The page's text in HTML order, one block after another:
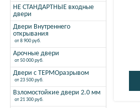
НЕ СТАНДАРТНЫЕ входные
двери
Двери Внутреннего
открывания
от 8 900 руб.
Арочные двери
от 50 000 руб.
Двери с ТЕРМОразрывом
от 23 500 руб.
Взломостойкие двери 2.0 мм
от 21 300 руб.